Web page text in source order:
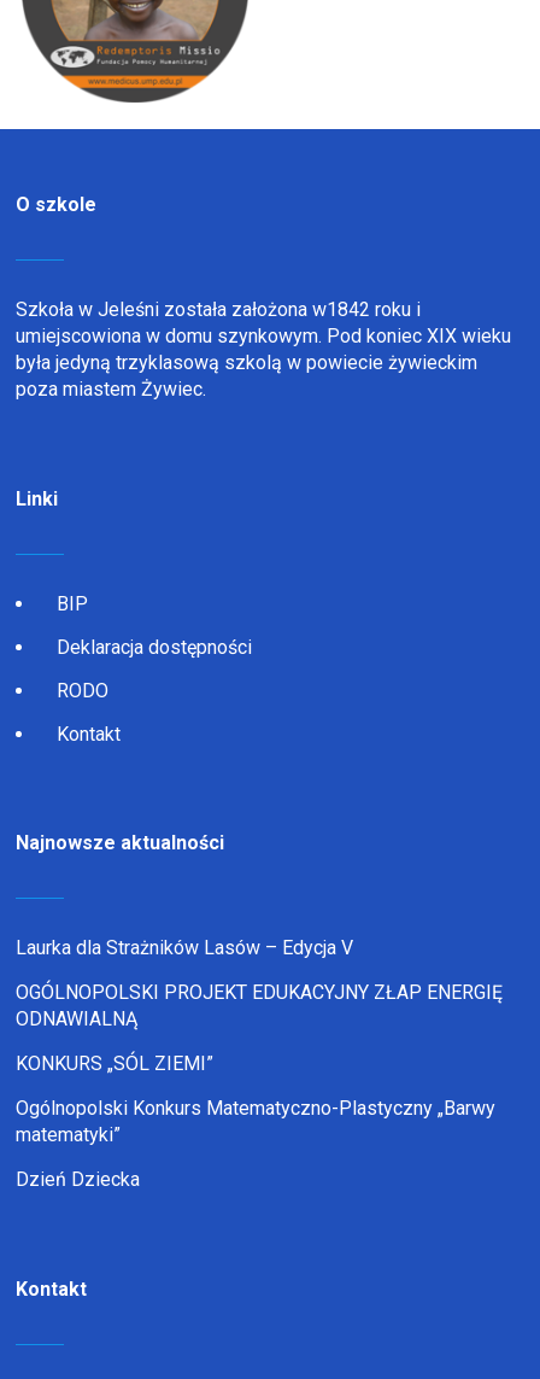
O szkole
Szkoła w Jeleśni została założona w1842 roku i
umiejscowiona w domu szynkowym. Pod koniec XIX wieku
była jedyną trzyklasową szkolą w powiecie żywieckim
poza miastem Żywiec.
Linki
BIP
Deklaracja dostępności
RODO
Kontakt
Najnowsze aktualności
Laurka dla Strażników Lasów – Edycja V
OGÓLNOPOLSKI PROJEKT EDUKACYJNY ZŁAP ENERGIĘ
ODNAWIALNĄ
KONKURS „SÓL ZIEMI”
Ogólnopolski Konkurs Matematyczno-Plastyczny „Barwy
matematyki”
Dzień Dziecka
Kontakt